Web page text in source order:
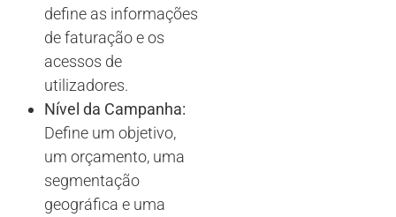
define as informações
de faturação e os
acessos de
utilizadores.
Nível da Campanha:
Define um objetivo,
um orçamento, uma
segmentação
geográfica e uma